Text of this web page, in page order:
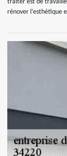
traiter est de
rénover l’esthétique